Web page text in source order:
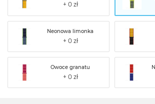
Neonowa limonka
Owoce granatu